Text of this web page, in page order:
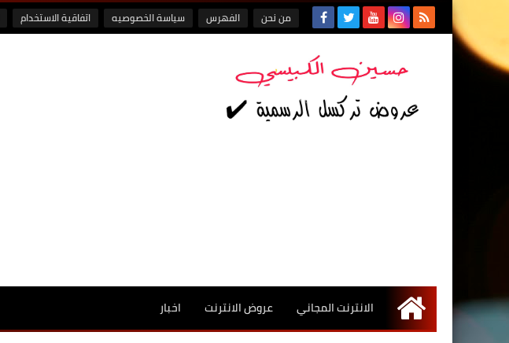
من نحن الفهرس سياسة الخصوصيه اتفاقية الاستخدام
الرئيسية
الانترنت المجاني عروض الانترنت اخبار